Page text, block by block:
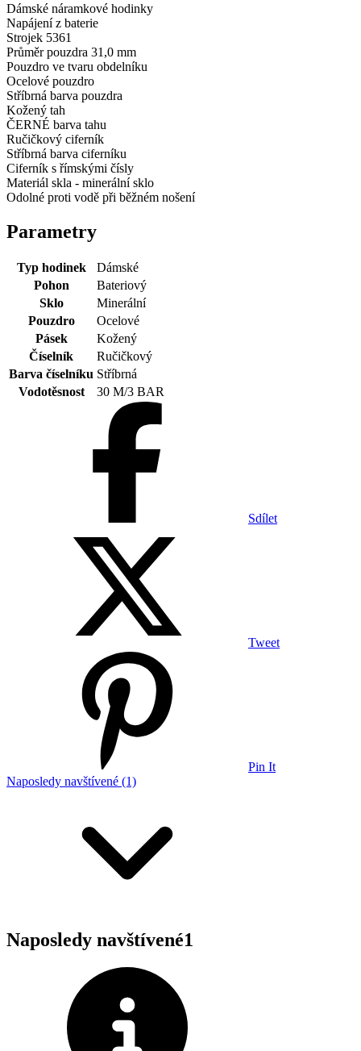
Dámské náramkové hodinky
Napájení z baterie
Strojek 5361
Průměr pouzdra 31,0 mm
Pouzdro ve tvaru obdelníku
Ocelové pouzdro
Stříbrná barva pouzdra
Kožený tah
ČERNÉ barva tahu
Ručičkový ciferník
Stříbrná barva ciferníku
Ciferník s římskými čísly
Materiál skla - minerální sklo
Odolné proti vodě při běžném nošení
Parametry
Typ hodinek
Dámské
Pohon
Bateriový
Sklo
Minerální
Pouzdro
Ocelové
Pásek
Kožený
Číselník
Ručičkový
Barva číselníku Stříbrná
Vodotěsnost
30 M/3 BAR
Sdílet
Tweet
Pin It
Naposledy navštívené (1)
Naposledy navštívené1